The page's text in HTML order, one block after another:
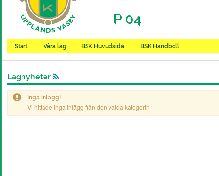
P 04
Start Våra lag BSK Huvudsida BSK Handboll
Lagnyheter
Inga inlägg!
Vi hittade inga inlägg från den valda kategorin